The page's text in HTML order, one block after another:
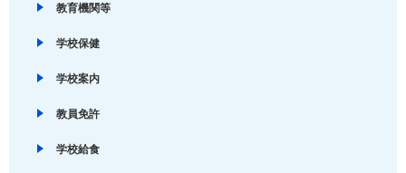
教育機関等
学校保健
学校案内
教員免許
学校給食